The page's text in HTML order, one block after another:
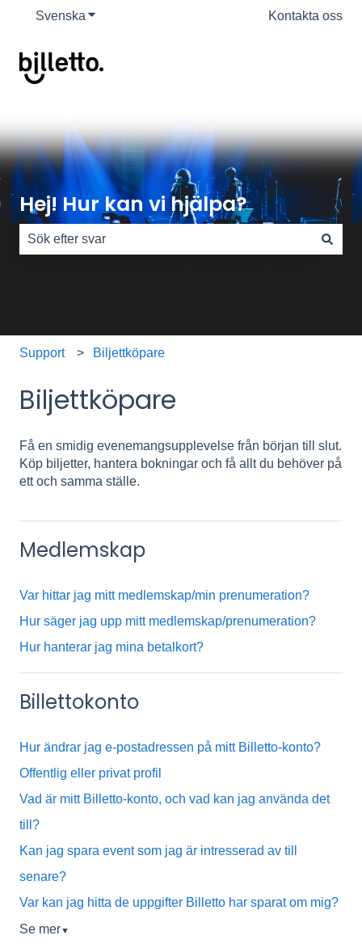
Svenska Visa undermenyer för översättningarKontakta oss
Hej! Hur kan vi hjälpa?
Support Biljettköpare
Biljettköpare
Få en smidig evenemangsupplevelse från början till slut.
Köp biljetter, hantera bokningar och få allt du behöver på
ett och samma ställe.
Medlemskap
Var hittar jag mitt medlemskap/min prenumeration?
Hur säger jag upp mitt medlemskap/prenumeration?
Hur hanterar jag mina betalkort?
Billettokonto
Hur ändrar jag e-postadressen på mitt Billetto-konto?
Offentlig eller privat profil
Vad är mitt Billetto-konto, och vad kan jag använda det
till?
Kan jag spara event som jag är intresserad av till
senare?
Var kan jag hitta de uppgifter Billetto har sparat om mig?
Se mer▼